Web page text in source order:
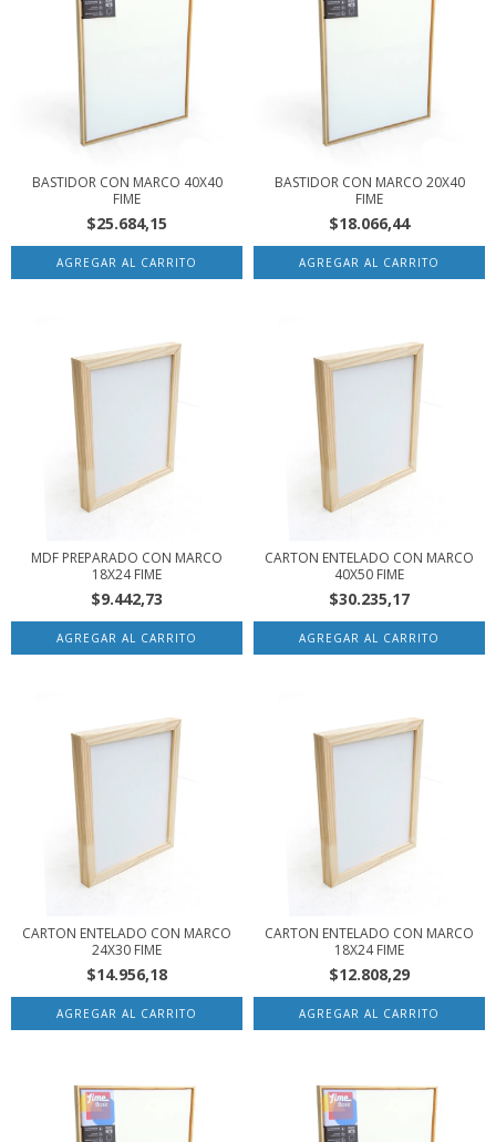
BASTIDOR CON MARCO 40X40
FIME
$25.684,15
BASTIDOR CON MARCO 20X40
FIME
$18.066,44
MDF PREPARADO CON MARCO
18X24 FIME
$9.442,73
CARTON ENTELADO CON MARCO
40X50 FIME
$30.235,17
CARTON ENTELADO CON MARCO
24X30 FIME
$14.956,18
CARTON ENTELADO CON MARCO
18X24 FIME
$12.808,29